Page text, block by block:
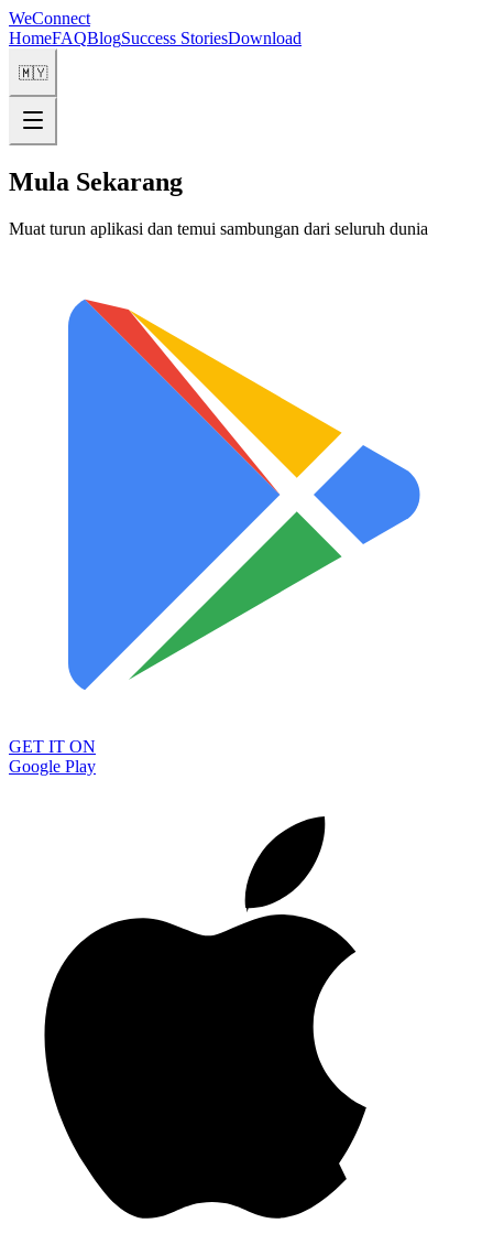
WeConnect
HomeFAQBlogSuccess StoriesDownload
🇲🇾
Mula Sekarang
Muat turun aplikasi dan temui sambungan dari seluruh dunia
GET IT ON
Google Play